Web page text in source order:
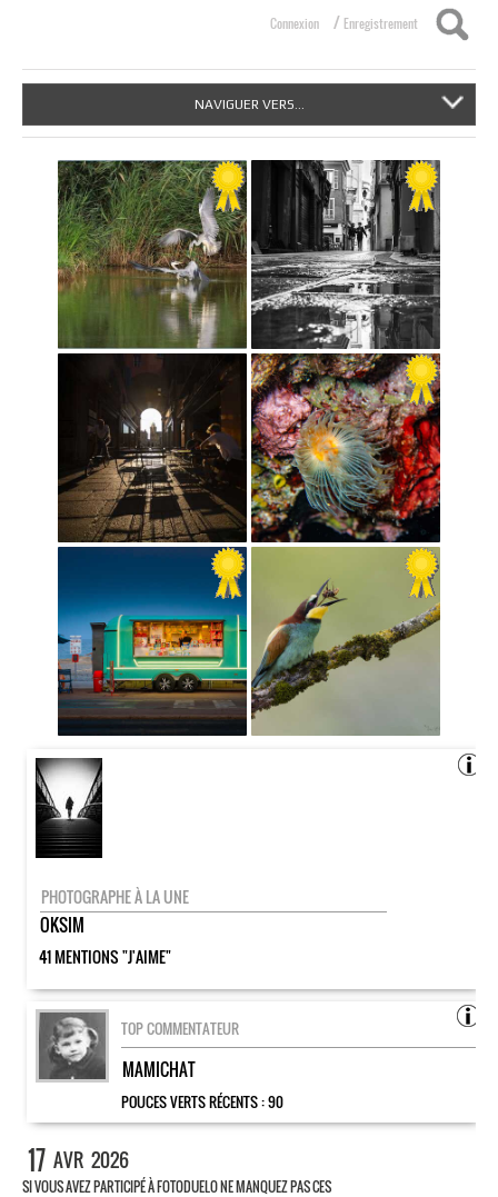
Connexion / Enregistrement
NAVIGUER VERS...
PHOTOGRAPHE À LA UNE
OKSIM
41 MENTIONS "J'AIME"
TOP COMMENTATEUR
MAMICHAT
POUCES VERTS RÉCENTS :90
17 AVR 2026
SI VOUS AVEZ PARTICIPÉ À FOTODUELO NE MANQUEZ PAS CES